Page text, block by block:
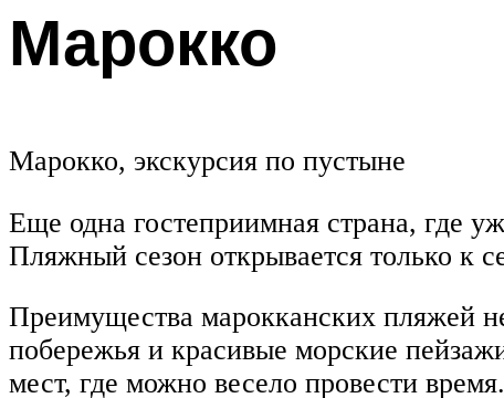
Марокко
Марокко, экскурсия по пустыне
Еще одна гостеприимная страна, где
Пляжный сезон открывается только к
Преимущества марокканских пляжей
побережья и красивые морские
мест, где можно весело провести время.